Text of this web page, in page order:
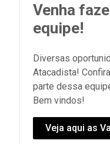
Venha
equipe!
Diversas
Atacadista!
parte dessa
Bem vindos!
Veja aqui as